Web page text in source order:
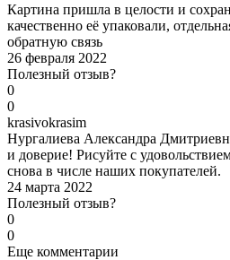
Картина пришла в целости и
качественно её упаковали,
обратную связь
26 февраля 2022
Полезный отзыв?
0
0
krasivokrasim
Нургалиева Александра
и доверие! Рисуйте с
снова в числе наших покупателей.
24 марта 2022
Полезный отзыв?
0
0
Еще комментарии